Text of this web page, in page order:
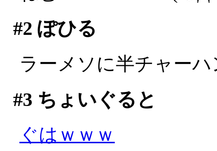
#2 ぽひる
ラーメソに半チャー
#3 ちょいぐると
ぐはｗｗｗ